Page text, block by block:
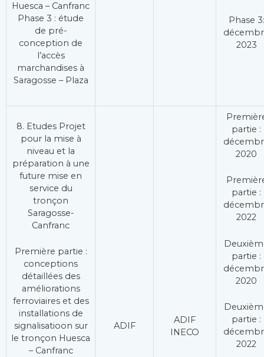
Huesca – Canfranc
Phase 3 : étude
de pré-
conception de
l’accès
marchandises à
Saragosse – Plaza
Phase 3:
2023
8. Etudes Projet
pour la mise à
niveau et la
préparation à une
future mise en
service du
tronçon
Saragosse-
Canfranc
Première partie :
conceptions
détaillées des
améliorations
ferroviaires et des
installations de
signalisatioon sur
le tronçon Huesca
– Canfranc
ADIF
ADIF
INECO
partie :
2020
partie :
2022
partie :
2020
partie :
2022